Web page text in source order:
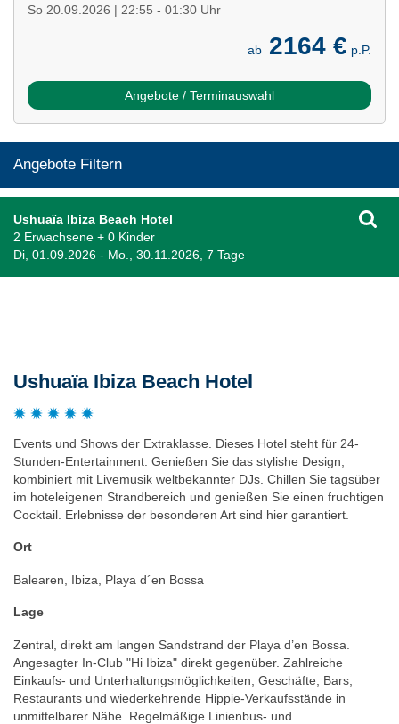
So 20.09.2026 | 22:55 - 01:30 Uhr
ab 2164 € p.P.
Angebote / Terminauswahl
Angebote Filtern
Ushuaïa Ibiza Beach Hotel
2 Erwachsene + 0 Kinder
Di, 01.09.2026 - Mo., 30.11.2026, 7 Tage
Ushuaïa Ibiza Beach Hotel
Events und Shows der Extraklasse. Dieses Hotel steht für 24-
Stunden-Entertainment. Genießen Sie das stylishe Design,
kombiniert mit Livemusik weltbekannter DJs. Chillen Sie tagsüber
im hoteleigenen Strandbereich und genießen Sie einen fruchtigen
Cocktail. Erlebnisse der besonderen Art sind hier garantiert.
Ort
Balearen, Ibiza, Playa d´en Bossa
Lage
Zentral, direkt am langen Sandstrand der Playa d’en Bossa.
Angesagter In-Club "Hi Ibiza" direkt gegenüber. Zahlreiche
Einkaufs- und Unterhaltungsmöglichkeiten, Geschäfte, Bars,
Restaurants und wiederkehrende Hippie-Verkaufsstände in
unmittelbarer Nähe. Regelmäßige Linienbus- und